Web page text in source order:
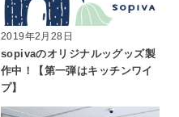
2019年2月28日
sopivaのオリジナルッグッズ製
作中！【第一弾はキッチンワイ
プ】